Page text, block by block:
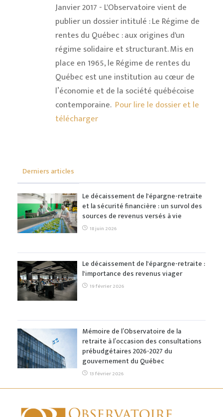
Janvier 2017 - L'Observatoire vient de
publier un dossier intitulé : Le Régime de
rentes du Québec : aux origines d'un
régime solidaire et structurant. Mis en
place en 1965, le Régime de rentes du
Québec est une institution au cœur de
l’économie et de la société québécoise
contemporaine. Pour lire le dossier et le
télécharger
Derniers articles
Le décaissement de l'épargne-retraite
et la sécurité financière : un survol des
sources de revenus versés à vie
18 juin 2026
Le décaissement de l'épargne-retraite :
l'importance des revenus viager
19 février 2026
Mémoire de l’Observatoire de la
retraite à l’occasion des consultations
prébudgétaires 2026-2027 du
gouvernement du Québec
13 février 2026